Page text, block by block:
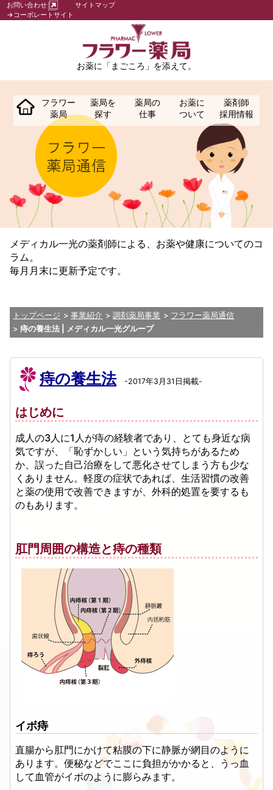
お薬に「まごころ」を添えて。
フラワー
薬局
薬局を
探す
薬局の
仕事
お薬に
ついて
薬剤師
採用情報
お問い合わせ
サイトマップ
→コーポレートサイト
メディカル一光の薬剤師による、お薬や健康についてのコ
ラム。
毎月月末に更新予定です。
トップページ 事業紹介 調剤薬局事業
フラワー薬局通信
痔の養生法 | メディカル一光グループ
痔の養生法-2017年3月31日掲載-
はじめに
成人の3人に1人が痔の経験者であり、とても身近な病
気ですが、「恥ずかしい」という気持ちがあるため
か、誤った自己治療をして悪化させてしまう方も少な
くありません。軽度の症状であれば、生活習慣の改善
と薬の使用で改善できますが、外科的処置を要するも
のもあります。
肛門周囲の構造と痔の種類
イボ痔
直腸から肛門にかけて粘膜の下に静脈が網目のように
あります。便秘などでここに負担がかかると、うっ血
して血管がイボのように膨らみます。